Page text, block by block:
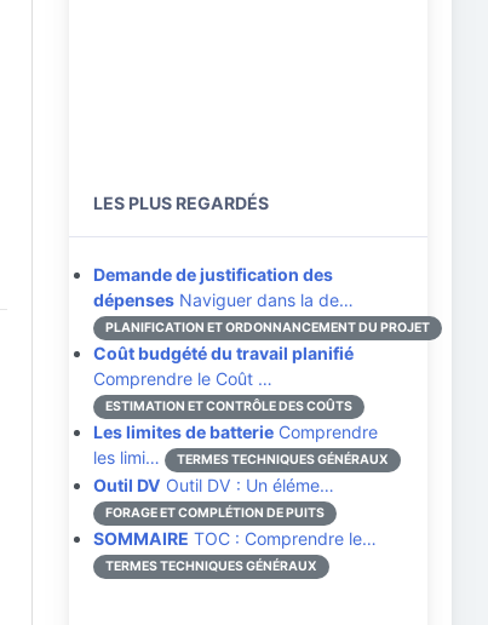
LES PLUS REGARDÉS
Demande de justification des
dépenses Naviguer dans la de…
PLANIFICATION ET ORDONNANCEMENT DU PROJET
Coût budgété du travail planifié
Comprendre le Coût …
ESTIMATION ET CONTRÔLE DES COÛTS
Les limites de batterie Comprendre
les limi…
TERMES TECHNIQUES GÉNÉRAUX
Outil DV Outil DV : Un éléme…
FORAGE ET COMPLÉTION DE PUITS
SOMMAIRE TOC : Comprendre le…
TERMES TECHNIQUES GÉNÉRAUX